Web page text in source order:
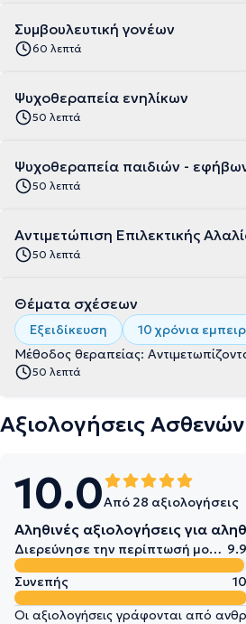
Συμβουλευτική γονέων
60 λεπτά
Ψυχοθεραπεία ενηλίκων
50 λεπτά
Ψυχοθεραπεία παιδιών -
50 λεπτά
Αντιμετώπιση Επιλεκτικής
50 λεπτά
Θέματα σχέσεων
Εξειδίκευση
10 χρόνια
Μέθοδος θεραπείας:
50 λεπτά
Αξιολογήσεις Ασθενών
10.0Από 28 αξιολογήσεις
Αληθινές αξιολογήσεις για
Διερεύνησε την περίπτωσή μου σε βάθος 9.9
Συνεπής
10
Οι αξιολογήσεις γράφονται από